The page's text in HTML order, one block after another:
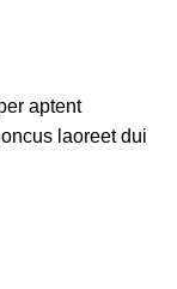
aptent
laoreet dui